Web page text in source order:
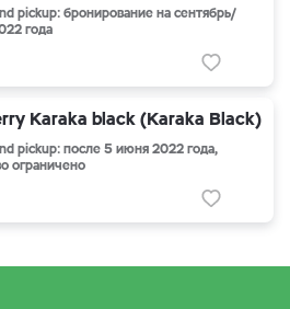
pickup: бронирование на сентябрь/
года
Karaka black (Karaka Black)
pickup: после 5 июня 2022 года,
ограничено